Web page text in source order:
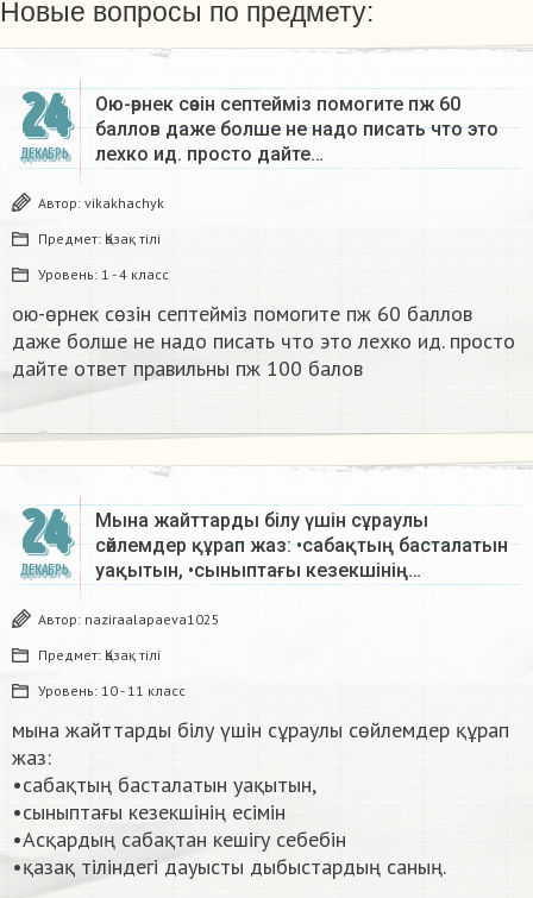
Новые вопросы по предмету:
24
ДЕКАБРЬ
Ою-өрнек сөзін септеймiз помогите пж 60
баллов даже болше не надо писать что это
лехко ид. просто дайте…
Автор: vikakhachyk
Предмет: Қазақ тiлi
Уровень: 1 - 4 класс
ою-өрнек сөзін септеймiз помогите пж 60 баллов
даже болше не надо писать что это лехко ид. просто
дайте ответ правильны пж 100 балов ​
24
ДЕКАБРЬ
Мына жайттарды білу үшін сұраулы
сөйлемдер құрап жаз: •сабақтың басталатын
уақытын, •сыныптағы кезекшінің…
Автор: naziraalapaeva1025
Предмет: Қазақ тiлi
Уровень: 10 - 11 класс
мына жайттарды білу үшін сұраулы сөйлемдер құрап
жаз:
•сабақтың басталатын уақытын,
•сыныптағы кезекшінің есімін
•Асқардың сабақтан кешігу себебін
•қазақ тіліндегі дауысты дыбыстардың саның. ​